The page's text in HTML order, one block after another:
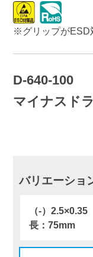
※グリップがESD
D-640-100
マイナスド
バリエーショ
（-）
長：75mm